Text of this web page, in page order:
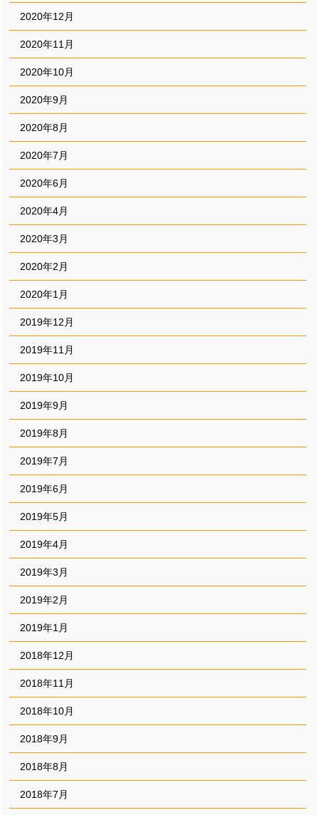
2020年12月
2020年11月
2020年10月
2020年9月
2020年8月
2020年7月
2020年6月
2020年4月
2020年3月
2020年2月
2020年1月
2019年12月
2019年11月
2019年10月
2019年9月
2019年8月
2019年7月
2019年6月
2019年5月
2019年4月
2019年3月
2019年2月
2019年1月
2018年12月
2018年11月
2018年10月
2018年9月
2018年8月
2018年7月